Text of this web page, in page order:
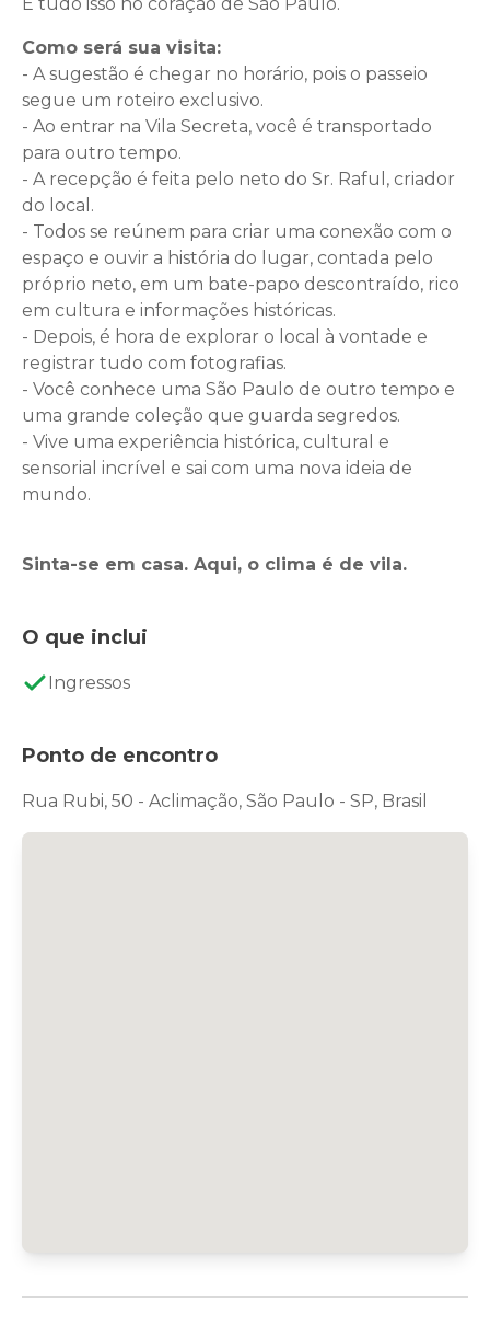
Como será sua visita:
- A sugestão é chegar no horário, pois o passeio
segue um roteiro exclusivo.
- Ao entrar na Vila Secreta, você é transportado
para outro tempo.
- A recepção é feita pelo neto do Sr. Raful, criador
do local.
- Todos se reúnem para criar uma conexão com o
espaço e ouvir a história do lugar, contada pelo
próprio neto, em um bate-papo descontraído, rico
em cultura e informações históricas.
- Depois, é hora de explorar o local à vontade e
registrar tudo com fotografias.
- Você conhece uma São Paulo de outro tempo e
uma grande coleção que guarda segredos.
- Vive uma experiência histórica, cultural e
sensorial incrível e sai com uma nova ideia de
mundo.
Sinta-se em casa. Aqui, o clima é de vila.
O que inclui
Ingressos
Ponto de encontro
Rua Rubi, 50 - Aclimação, São Paulo - SP, Brasil